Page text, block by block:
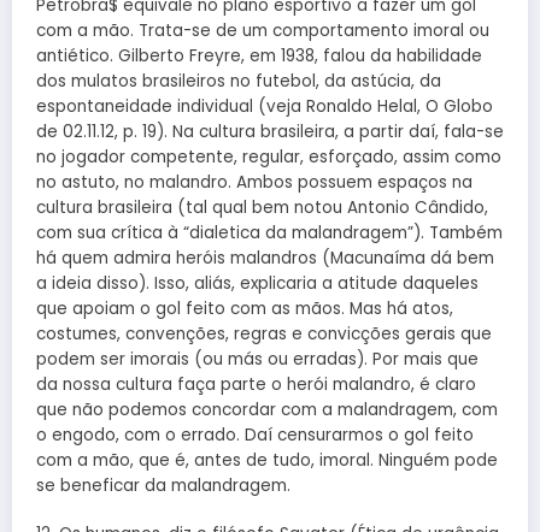
Petrobra$ equivale no plano esportivo a fazer um gol
com a mão. Trata-se de um comportamento imoral ou
antiético. Gilberto Freyre, em 1938, falou da habilidade
dos mulatos brasileiros no futebol, da astúcia, da
espontaneidade individual (veja Ronaldo Helal, O Globo
de 02.11.12, p. 19). Na cultura brasileira, a partir daí, fala-se
no jogador competente, regular, esforçado, assim como
no astuto, no malandro. Ambos possuem espaços na
cultura brasileira (tal qual bem notou Antonio Cândido,
com sua crítica à “dialetica da malandragem”). Também
há quem admira heróis malandros (Macunaíma dá bem
a ideia disso). Isso, aliás, explicaria a atitude daqueles
que apoiam o gol feito com as mãos. Mas há atos,
costumes, convenções, regras e convicções gerais que
podem ser imorais (ou más ou erradas). Por mais que
da nossa cultura faça parte o herói malandro, é claro
que não podemos concordar com a malandragem, com
o engodo, com o errado. Daí censurarmos o gol feito
com a mão, que é, antes de tudo, imoral. Ninguém pode
se beneficar da malandragem.